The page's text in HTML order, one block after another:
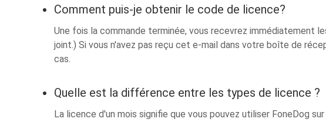
Comment puis-je obtenir le code de licence?
Une fois la commande terminée, vous recevrez immédiatement
joint.) Si vous n'avez pas reçu cet e-mail dans votre boîte de
cas.
Quelle est la différence entre les types de licence ?
La licence d'un mois signifie que vous pouvez utiliser FoneDog